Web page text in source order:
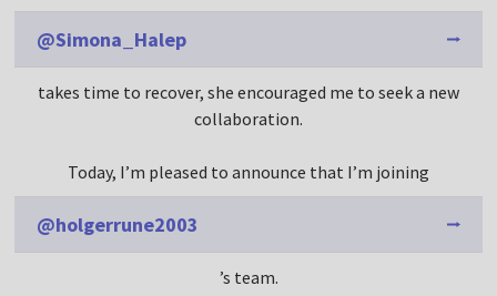
@Simona_Halep
takes time to recover, she encouraged me to seek a new
collaboration.
Today, I’m pleased to announce that I’m joining
@holgerrune2003
’s team.